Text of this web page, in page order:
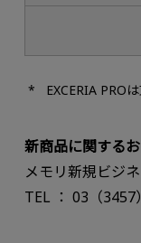
EXCERIA PRO
新商品に関する
メモリ新規ビジ
TEL ： 03（3457